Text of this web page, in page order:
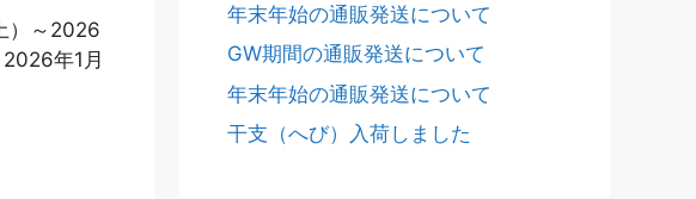
）～2026
年1月
年末年始の通販発送について
GW期間の通販発送について
年末年始の通販発送について
干支（へび）入荷しました